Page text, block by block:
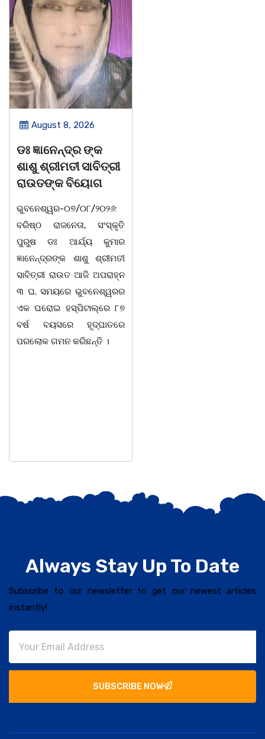
August 8, 2026
ଡଃ ଜ୍ଞାନେନ୍ଦ୍ର ଙ୍କ
ଶାଶୁ ଶ୍ରୀମତୀ ସାବିତ୍ରୀ
ରାଉତଙ୍କ ବିୟୋଗ
ଭୁବନେଶ୍ୱର-୦୭/୦୮/୨୦୨୬:
ବରିଷ୍ଠ ରାଜନେତା, ସଂସ୍କୃତି
ପୁରୁଷ ଡଃ ଆର୍ଯ୍ୟ କୁମାର
ଜ୍ଞାନେନ୍ଦ୍ରଙ୍କ ଶାଶୁ ଶ୍ରୀମତୀ
ସାବିତ୍ରୀ ରାଉତ ଆଜି ଅପରାହ୍ନ
୩ ଘ. ସମୟରେ ଭୁବନେଶ୍ୱରର
ଏକ ଘରୋଇ ହସ୍ପିଟାଲ୍ରେ ୮୭
ବର୍ଷ ବୟସରେ ହୃଦ୍ଘାତରେ
ପରଲୋକ ଗମନ କରିଛନ୍ତି ।
Always Stay Up To Date
Subscribe to our newsletter to get our newest articles
instantly!
SUBSCRIBE NOW